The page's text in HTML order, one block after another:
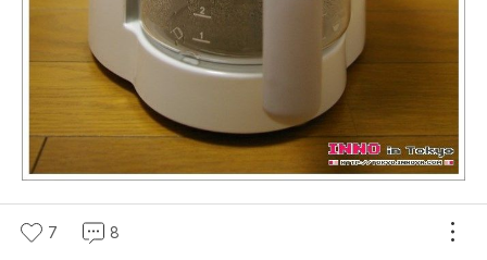
이 정도면 1인용 커피 메이커로 충분한거 같다.
7 8